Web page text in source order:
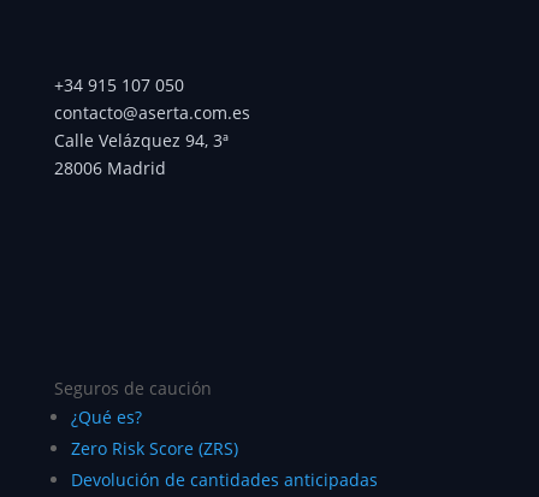
+34 915 107 050
contacto@aserta.com.es
Calle Velázquez 94, 3ª
28006 Madrid
Seguros de caución
¿Qué es?
Zero Risk Score (ZRS)
Devolución de cantidades anticipadas